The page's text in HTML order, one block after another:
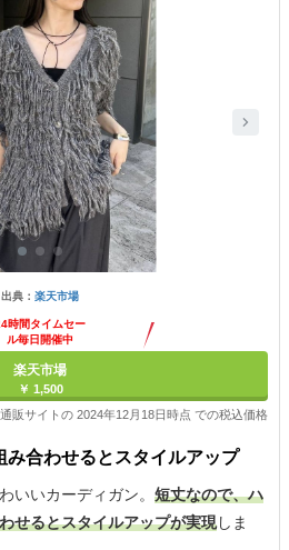
出典： 楽天市場
時間タイムセー
ル毎日開催中
楽天市場
￥ 1,500
販サイトの 2024年12月18日時点 での税込価格
み合わせるとスタイルアップ
いいカーディガン。 短丈なので、ハ
せるとスタイルアップが実現しま